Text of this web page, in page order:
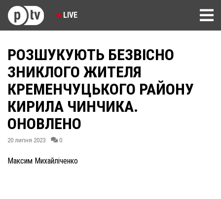
LIVE
РОЗШУКУЮТЬ БЕЗВІСНО
ЗНИКЛОГО ЖИТЕЛЯ
КРЕМЕНЧУЦЬКОГО РАЙОНУ
КИРИЛА ЧИНЧИКА.
ОНОВЛЕНО
20 липня 2023 0
Максим Михайліченко